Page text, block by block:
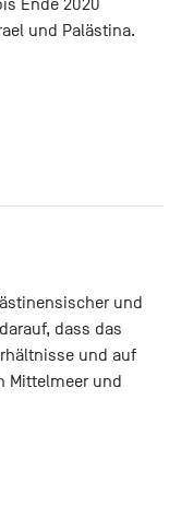
Ende 2020
und Palästina.
und
dass das
und auf
Mittelmeer und